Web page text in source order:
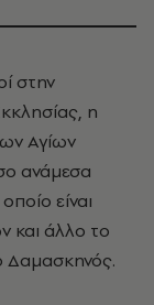
στην
η
Αγίων
ανάμεσα
είναι
και άλλο το
Δαμασκηνός.